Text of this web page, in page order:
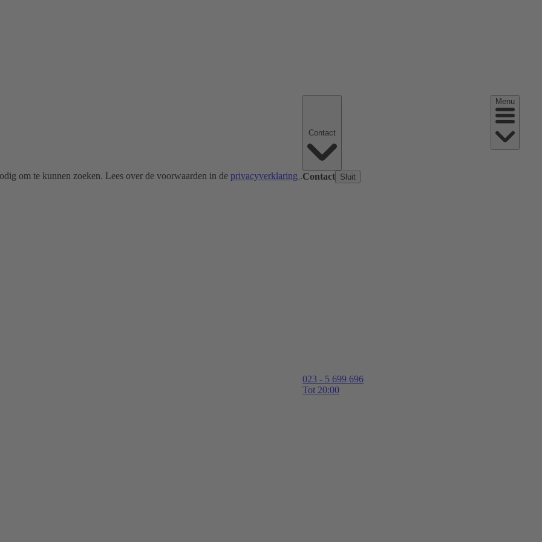
om te kunnen zoeken. Lees over de voorwaarden in de privacyverklaring .Contact Sluit
023 - 5 699 696
Tot 20:00
Menu